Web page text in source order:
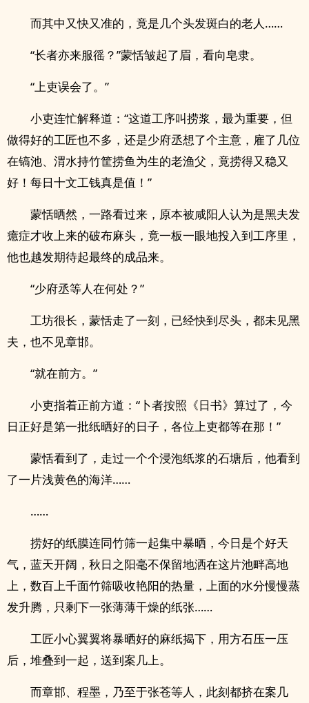
而其中又快又准的，竟是几个头发斑白的老人……
“长者亦来服徭？”蒙恬皱起了眉，看向皂隶。
“上吏误会了。”
小吏连忙解释道：“这道工序叫捞浆，最为重要，但
做得好的工匠也不多，还是少府丞想了个主意，雇了几位
在镐池、渭水持竹筐捞鱼为生的老渔父，竟捞得又稳又
好！每日十文工钱真是值！”
蒙恬晒然，一路看过来，原本被咸阳人认为是黑夫发
癔症才收上来的破布麻头，竟一板一眼地投入到工序里，
他也越发期待起最终的成品来。
“少府丞等人在何处？”
工坊很长，蒙恬走了一刻，已经快到尽头，都未见黑
夫，也不见章邯。
“就在前方。”
小吏指着正前方道：“卜者按照《日书》算过了，今
日正好是第一批纸晒好的日子，各位上吏都等在那！”
蒙恬看到了，走过一个个浸泡纸浆的石塘后，他看到
了一片浅黄色的海洋……
……
捞好的纸膜连同竹筛一起集中暴晒，今日是个好天
气，蓝天开阔，秋日之阳毫不保留地洒在这片池畔高地
上，数百上千面竹筛吸收艳阳的热量，上面的水分慢慢蒸
发升腾，只剩下一张薄薄干燥的纸张……
工匠小心翼翼将暴晒好的麻纸揭下，用方石压一压
后，堆叠到一起，送到案几上。
而章邯、程墨，乃至于张苍等人，此刻都挤在案几